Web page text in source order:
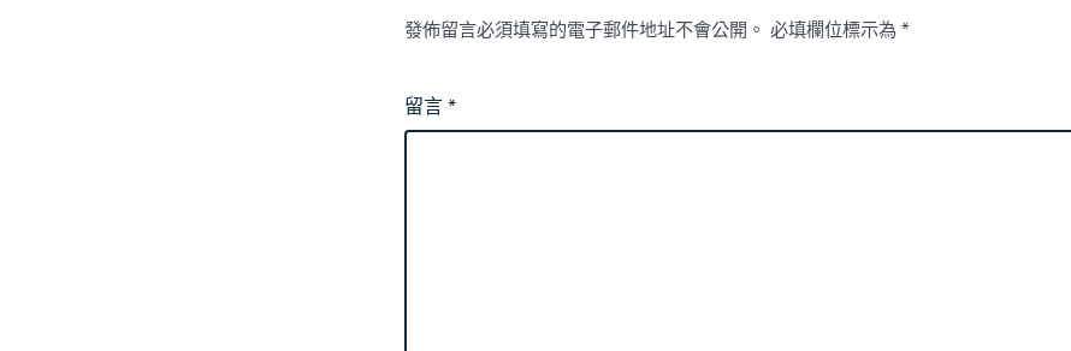
發佈留言必須填寫的電子郵件地址不會公開。 必填欄位標示為 *
留言*